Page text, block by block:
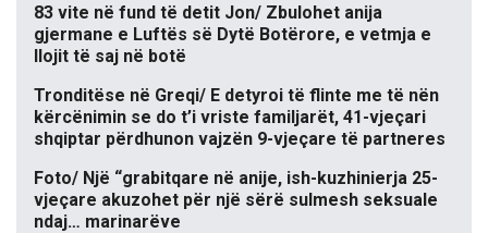
83 vite në fund të detit Jon/ Zbulohet anija
gjermane e Luftës së Dytë Botërore, e vetmja e
llojit të saj në botë
Tronditëse në Greqi/ E detyroi të flinte me të nën
kërcënimin se do t’i vriste familjarët, 41-vjeçari
shqiptar përdhunon vajzën 9-vjeçare të partneres
Foto/ Një “grabitqare në anije, ish-kuzhinierja 25-
vjeçare akuzohet për një sërë sulmesh seksuale
ndaj… marinarëve